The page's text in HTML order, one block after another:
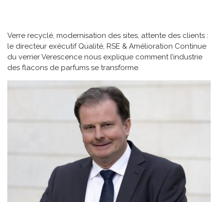
Verre recyclé, modernisation des sites, attente des clients :
le directeur exécutif Qualité, RSE & Amélioration Continue
du verrier Verescence nous explique comment l’industrie
des flacons de parfums se transforme.